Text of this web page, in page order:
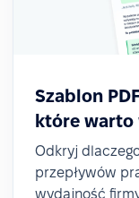
Szablon
które
Odkryj
przepływów
wydajność